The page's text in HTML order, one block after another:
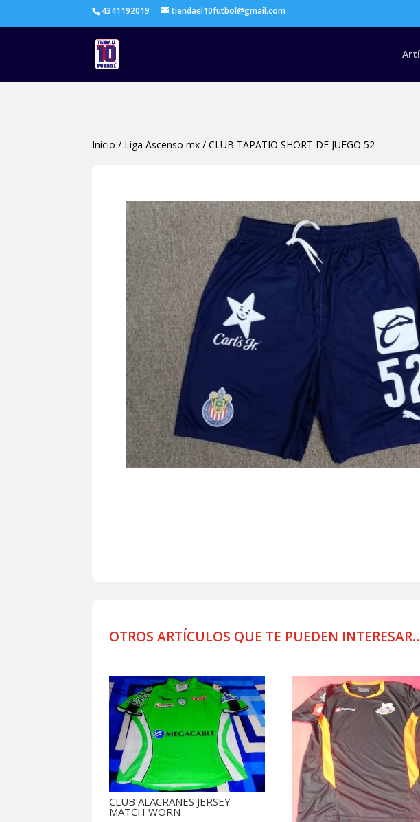
4341192019 tiendael10futbol@gmail.com
Inicio / Liga Ascenso mx /CLUB TAPATIO SHORT DE JUEGO 52
OTROS ARTÍCULOS QUE TE PUEDEN
CLUB ALACRANES JERSEY
MATCH WORN